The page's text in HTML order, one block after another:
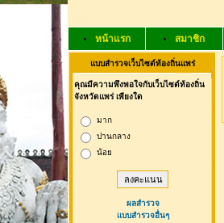
หน้าแรก สมาชิก
แบบสำรวจเว็บไซต์ท้องถิ่นแพร่
คุณมีความพึงพอใจกับเว็บไซต์ท้องถิ่น
จังหวัดแพร่ เพียงใด
มาก
ปานกลาง
น้อย
ผลสำรวจ
แบบสำรวจอื่นๆ